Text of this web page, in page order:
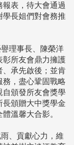
表，待大會通過
長姐們對會務推
理事長、陳榮洋
彰所友會鼎力擁護
、承先啟後；並肯
，盡心鞏固戰略
頒發所友會獎學
頒贈大中獎學金
溫馨大合影。
、貢獻心力，維